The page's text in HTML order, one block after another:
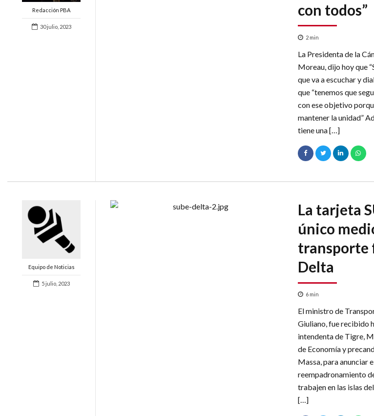
Redacción PBA
30 julio, 2023
con todos”
2 min
La Presidenta de la
Moreau, dijo hoy que
que va a escuchar y
que “tenemos que
con ese objetivo
mantener la unidad”
tiene una […]
Equipo de Noticias
5 julio, 2023
La tarjeta
único
transporte
Delta
6 min
El ministro de
Giuliano, fue recibido
intendenta de Tigre,
de Economía y
Massa, para anunciar
reempadronamiento
trabajen en las islas
[…]